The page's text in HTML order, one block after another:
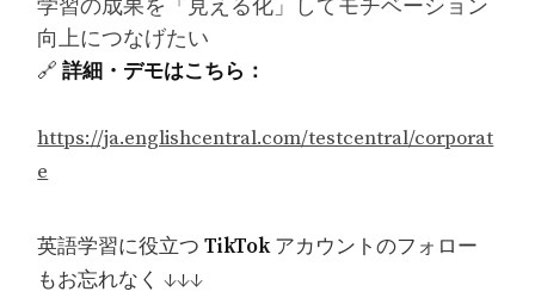
学習の成果を「見える化」してモチベーション
向上につなげたい
🔗詳細・デモはこちら：
https://ja.englishcentral.com/testcentral/corporat
e
英語学習に役立つTikTokアカウントのフォロー
もお忘れなく ↓↓↓